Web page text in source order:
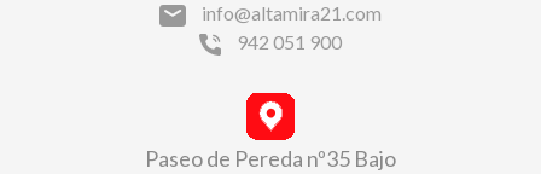
info@altamira21.com
942 051 900
Paseo de Pereda nº35 Bajo